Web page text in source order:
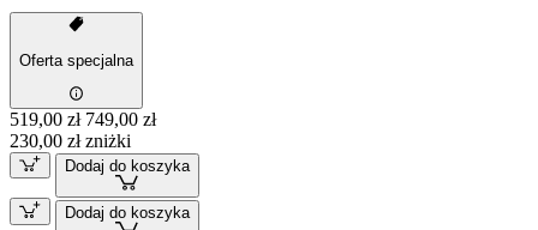
Oferta specjalna
519,00 zł 749,00 zł
230,00 zł zniżki
Dodaj do koszyka
Dodaj do koszyka